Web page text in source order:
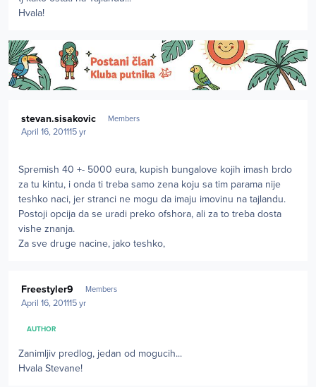
Hvala!
stevan.sisakovic Members
April 16, 201115 yr
Spremish 40 +- 5000 eura, kupish bungalove kojih imash brdo
za tu kintu, i onda ti treba samo zena koju sa tim parama nije
teshko naci, jer stranci ne mogu da imaju imovinu na tajlandu.
Postoji opcija da se uradi preko ofshora, ali za to treba dosta
vishe znanja.
Za sve druge nacine, jako teshko,
Freestyler9 Members
April 16, 201115 yr
AUTHOR
Zanimljiv predlog, jedan od mogucih...
Hvala Stevane!